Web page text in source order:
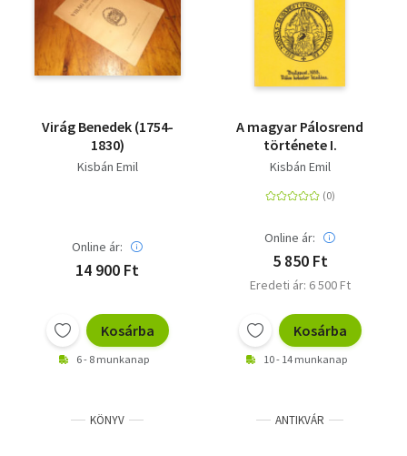
Virág Benedek (1754-
1830)
Kisbán Emil
Online ár:
14 900 Ft
Kosárba
6 - 8 munkanap
A magyar Pálosrend
története I.
Kisbán Emil
Online ár:
5 850 Ft
Eredeti ár: 6 500 Ft
Kosárba
10 - 14 munkanap
KÖNYV ANTIKVÁR